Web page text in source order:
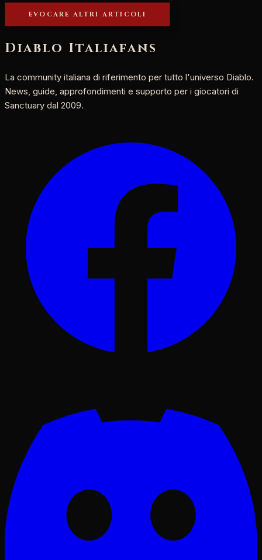
EVOCARE ALTRI ARTICOLI
Diablo Italiafans
La community italiana di riferimento per tutto l'universo Diablo.
News, guide, approfondimenti e supporto per i giocatori di
Sanctuary dal 2009.